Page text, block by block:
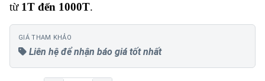
từ 1T đến 1000T.
GIÁ THAM KHẢO
Liên hệ để nhận báo giá tốt nhất